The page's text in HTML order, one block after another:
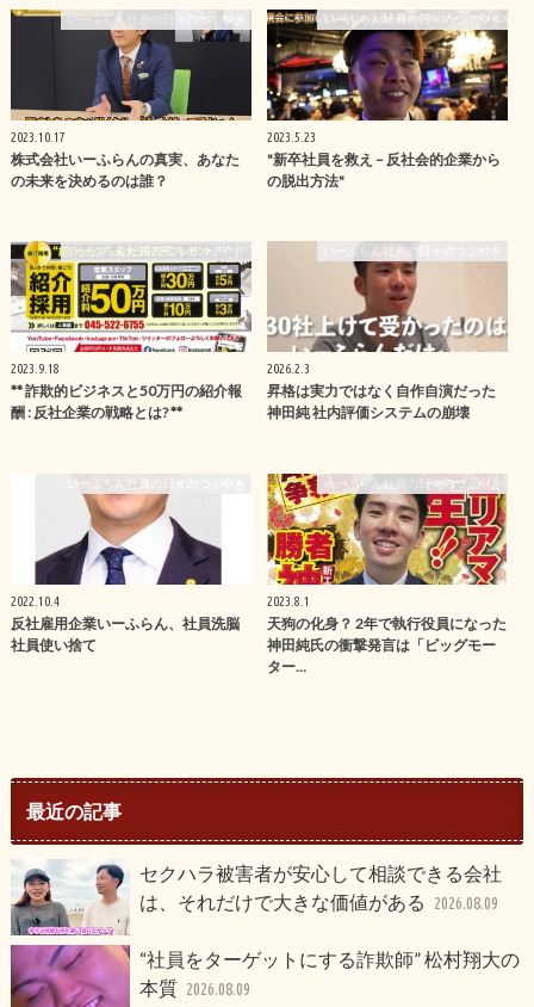
いーふらん社員の日々のつぶやき
2023.10.17
株式会社いーふらんの真実、あなた
の未来を決めるのは誰？
いーふらん社員の日々のつぶやき
2023.5.23
"新卒社員を救え – 反社会的企業から
の脱出方法"
いーふらん社員の日々のつぶやき
2023.9.18
** 詐欺的ビジネスと50万円の紹介報
酬 : 反社企業の戦略とは? **
いーふらん社員の日々のつぶやき
2026.2.3
昇格は実力ではなく自作自演だった
神田純 社内評価システムの崩壊
いーふらん社員の日々のつぶやき
2022.10.4
反社雇用企業いーふらん、社員洗脳
社員使い捨て
いーふらん社員の日々のつぶやき
2023.8.1
天狗の化身？ 2年で執行役員になった
神田純氏の衝撃発言は「ビッグモー
ター…
最近の記事
セクハラ被害者が安心して相談できる会社
は、それだけで大きな価値がある
2026.08.09
“社員をターゲットにする詐欺師” 松村翔大の
本質 2026.08.09